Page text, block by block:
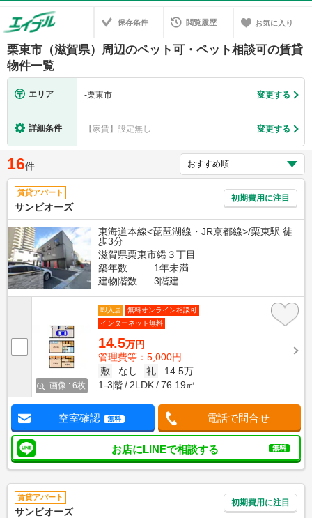
保存条件 閲覧履歴 お気に入り
栗東市（滋賀県）周辺のペット可・ペット相談可の賃貸
物件一覧
エリア -栗東市 変更する
詳細条件 【家賃】設定無し 変更する
16件
賃貸アパート
サンビオーズ
初期費用に注目
東海道本線<琵琶湖線・JR京都線>/栗東駅 徒
歩3分
滋賀県栗東市綣３丁目
築年数
1年未満
建物階数
3階建
画像 : 6枚
即入居
無料オンライン相談可
インターネット無料
14.5万円
管理費等：5,000円
敷
なし 礼
14.5万
1-3階
2LDK 76.19㎡
空室確認 無料 電話で問合せ
お店にLINEで相談する 無料
賃貸アパート
サンビオーズ
初期費用に注目